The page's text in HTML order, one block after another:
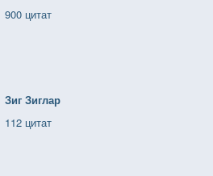
900 цитат
Зиг Зиглар
112 цитат